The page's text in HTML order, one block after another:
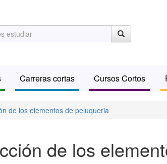
Carreras cortas Cursos Cortos
de los elementos de peluqueria
de los